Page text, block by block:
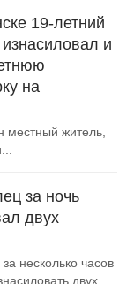
19-летний
и
на
местный житель,
за ночь
двух
несколько часов
двух